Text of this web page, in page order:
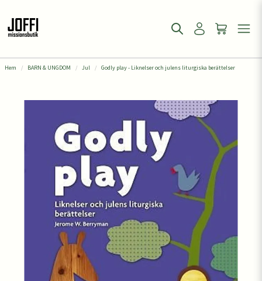
Hem BARN & UNGDOM Jul Godly play - Liknelser och julens liturgiska berättelser